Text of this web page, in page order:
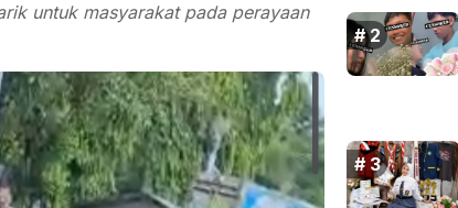
untuk masyarakat pada perayaan